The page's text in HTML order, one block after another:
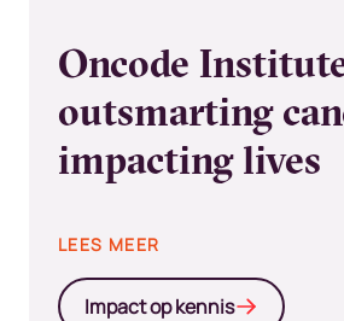
Oncode
outsmarting
impacting lives
LEES MEER
Impact op kennis